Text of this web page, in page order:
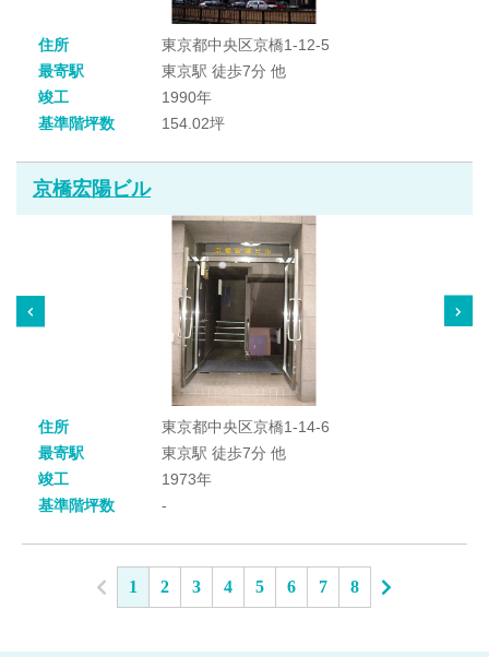
住所
東京都中央区京橋1-12-5
最寄駅
東京駅 徒歩7分 他
竣工
1990年
基準階坪数
154.02坪
京橋宏陽ビル
住所
東京都中央区京橋1-14-6
最寄駅
東京駅 徒歩7分 他
竣工
1973年
基準階坪数
-
1 2 3 4 5 6 7 8